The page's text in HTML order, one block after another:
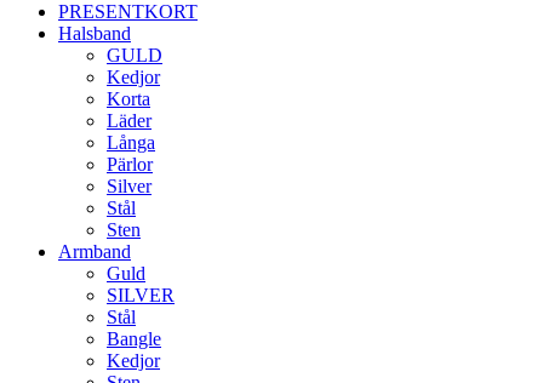
PRESENTKORT
Halsband
GULD
Kedjor
Korta
Läder
Långa
Pärlor
Silver
Stål
Sten
Armband
Guld
SILVER
Stål
Bangle
Kedjor